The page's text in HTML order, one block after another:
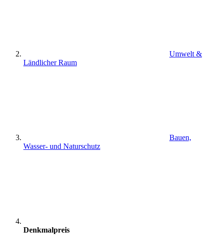
Umwelt &
Ländlicher Raum
Bauen,
Wasser- und Naturschutz
Denkmalpreis